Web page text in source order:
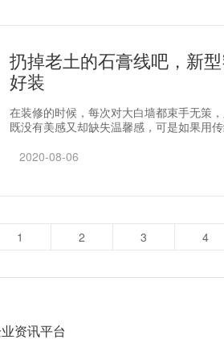
扔掉老土的石膏线吧，新
好装
在装修的时候，每次对大白墙都束手无策
既没有美感又却缺失温馨感，可是如果用
2020-08-06
1 2 3 4
资讯平台